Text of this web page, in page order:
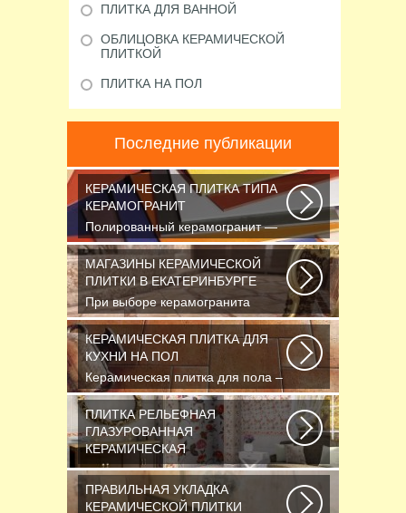
ПЛИТКА ДЛЯ ВАННОЙ
ОБЛИЦОВКА КЕРАМИЧЕСКОЙ
ПЛИТКОЙ
ПЛИТКА НА ПОЛ
Последние публикации
КЕРАМИЧЕСКАЯ ПЛИТКА ТИПА
КЕРАМОГРАНИТ
Полированный керамогранит —
это шик, блеск и красота.
Прекрасный выбор...
МАГАЗИНЫ КЕРАМИЧЕСКОЙ
ПЛИТКИ В ЕКАТЕРИНБУРГЕ
При выборе керамогранита
обратите внимание и на то, для
отделки каких поверхностей...
КЕРАМИЧЕСКАЯ ПЛИТКА ДЛЯ
КУХНИ НА ПОЛ
Керамическая плитка для пола –
практичный и долговечный
отделочный материал...
ПЛИТКА РЕЛЬЕФНАЯ
ГЛАЗУРОВАННАЯ
КЕРАМИЧЕСКАЯ
Если вы хотите защитить
поверхность стен от влажности и
загрязнений, то...
ПРАВИЛЬНАЯ УКЛАДКА
КЕРАМИЧЕСКОЙ ПЛИТКИ